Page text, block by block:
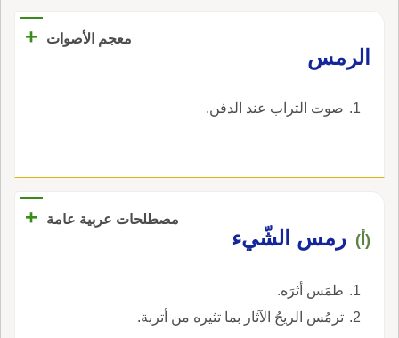
معجم الأصوات
+
الرمس
صوت التراب عند الدفن.
مصطلحات عربية عامة +
(أ) رمس الشّيء
طمَس أثرَه.
ترمُس الريحُ الآثار بما تثيره من أتربة.